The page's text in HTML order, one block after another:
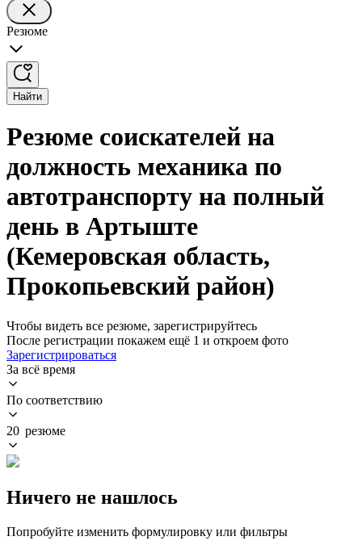
Резюме
Найти
Резюме соискателей на
должность механика по
автотранспорту на полный
день в Артыште
(Кемеровская область,
Прокопьевский район)
Чтобы видеть все резюме, зарегистрируйтесь
После регистрации покажем ещё 1 и откроем фото
Зарегистрироваться
За всё время
По соответствию
20 резюме
Ничего не нашлось
Попробуйте изменить формулировку или фильтры